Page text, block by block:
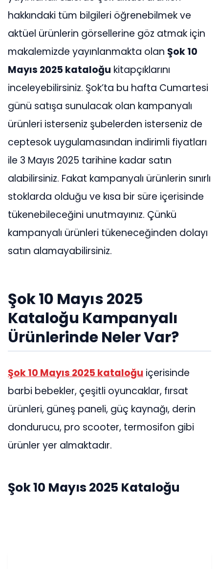
hakkındaki tüm bilgileri öğrenebilmek ve
aktüel ürünlerin görsellerine göz atmak için
makalemizde yayınlanmakta olan Şok 10
Mayıs 2025 kataloğu kitapçıklarını
inceleyebilirsiniz. Şok’ta bu hafta Cumartesi
günü satışa sunulacak olan kampanyalı
ürünleri isterseniz şubelerden isterseniz de
ceptesok uygulamasından indirimli fiyatları
ile 3 Mayıs 2025 tarihine kadar satın
alabilirsiniz. Fakat kampanyalı ürünlerin sınırlı
stoklarda olduğu ve kısa bir süre içerisinde
tükenebileceğini unutmayınız. Çünkü
kampanyalı ürünleri tükeneceğinden dolayı
satın alamayabilirsiniz.
Şok 10 Mayıs 2025
Kataloğu Kampanyalı
Ürünlerinde Neler Var?
Şok 10 Mayıs 2025 kataloğu içerisinde
barbi bebekler, çeşitli oyuncaklar, fırsat
ürünleri, güneş paneli, güç kaynağı, derin
dondurucu, pro scooter, termosifon gibi
ürünler yer almaktadır.
Şok 10 Mayıs 2025 Kataloğu